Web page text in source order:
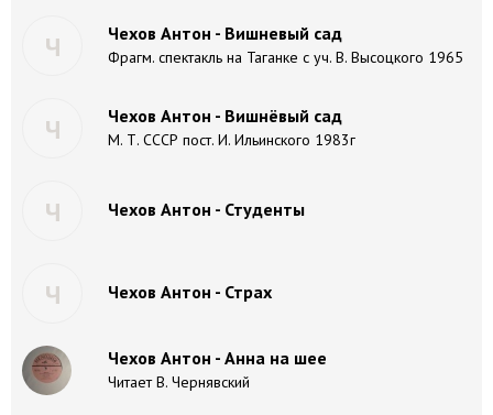
Ч Чехов Антон - Вишневый сад
Фрагм. спектакль на Таганке с уч. В. Высоцкого 1965
Ч Чехов Антон - Вишнёвый сад
М. Т. СССР пост. И. Ильинского 1983г
Ч Чехов Антон - Студенты
Ч Чехов Антон - Страх
Чехов Антон - Анна на шее
Читает В. Чернявский